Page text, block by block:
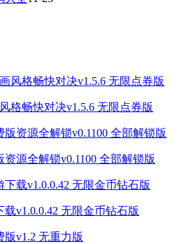
格畅快对决v1.5.6 无限点券版
源全解锁v0.1100 全部解锁版
v1.0.0.42 无限金币钻石版